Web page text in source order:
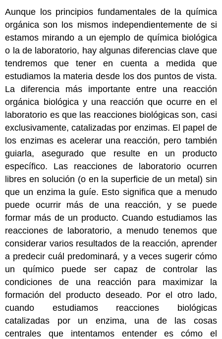
Aunque los principios fundamentales de la química
orgánica son los mismos independientemente de si
estamos mirando a un ejemplo de química biológica
o la de laboratorio, hay algunas diferencias clave que
tendremos que tener en cuenta a medida que
estudiamos la materia desde los dos puntos de vista.
La diferencia más importante entre una reacción
orgánica biológica y una reacción que ocurre en el
laboratorio es que las reacciones biológicas son, casi
exclusivamente, catalizadas por enzimas. El papel de
los enzimas es acelerar una reacción, pero también
guiarla, asegurado que resulte en un producto
específico. Las reacciones de laboratorio ocurren
libres en solución (o en la superficie de un metal) sin
que un enzima la guíe. Esto significa que a menudo
puede ocurrir más de una reacción, y se puede
formar más de un producto. Cuando estudiamos las
reacciones de laboratorio, a menudo tenemos que
considerar varios resultados de la reacción, aprender
a predecir cuál predominará, y a veces sugerir cómo
un químico puede ser capaz de controlar las
condiciones de una reacción para maximizar la
formación del producto deseado. Por el otro lado,
cuando estudiamos reacciones biológicas
catalizadas por un enzima, una de las cosas
centrales que intentamos entender es cómo el